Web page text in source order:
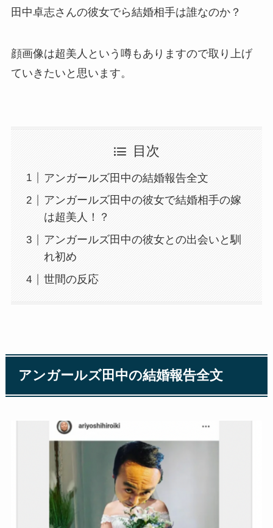
田中卓志さんの彼女でら結婚相手は誰なのか？
顔画像は超美人という噂もありますので取り上げ
ていきたいと思います。
目次
アンガールズ田中の結婚報告全文
アンガールズ田中の彼女で結婚相手の嫁
は超美人！？
アンガールズ田中の彼女との出会いと馴
れ初め
世間の反応
アンガールズ田中の結婚報告全文